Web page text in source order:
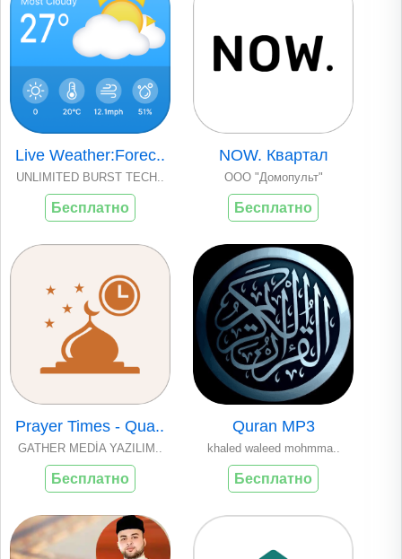
Live Weather:Forec..
UNLIMITED BURST TECH..
Бесплатно
NOW. Квартал
ООО "Домопульт"
Бесплатно
Prayer Times - Qua..
GATHER MEDİA YAZILIM..
Бесплатно
Quran MP3
khaled waleed mohmma..
Бесплатно